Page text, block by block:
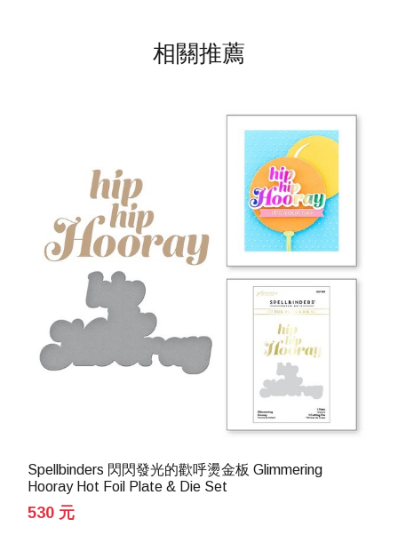
相關推薦
Spellbinders 閃閃發光的歡呼燙金板 Glimmering
Hooray Hot Foil Plate & Die Set
530 元